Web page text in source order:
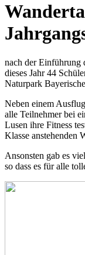
nach der Einführung
dieses Jahr 44
Naturpark
Neben einem
alle Teilnehmer bei
Lusen ihre Fitness
Klasse anstehenden
Ansonsten gab es
so dass es für alle